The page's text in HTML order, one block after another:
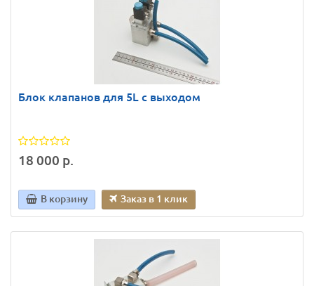
Блок клапанов для 5L с выходом
18 000 р.
В корзину Заказ в 1 клик